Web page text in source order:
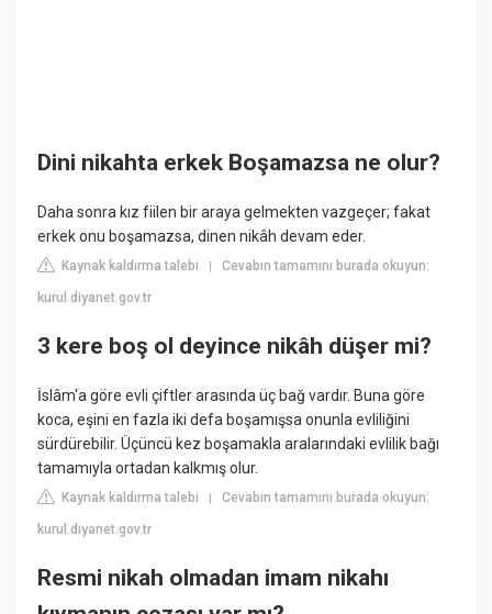
Dini nikahta erkek Boşamazsa ne olur?
Daha sonra kız fiilen bir araya gelmekten vazgeçer; fakat
erkek onu boşamazsa, dinen nikâh devam eder.
Kaynak kaldırma talebi |Cevabın tamamını burada okuyun:
kurul.diyanet.gov.tr
3 kere boş ol deyince nikâh düşer mi?
İslâm'a göre evli çiftler arasında üç bağ vardır. Buna göre
koca, eşini en fazla iki defa boşamışsa onunla evliliğini
sürdürebilir. Üçüncü kez boşamakla aralarındaki evlilik bağı
tamamıyla ortadan kalkmış olur.
Kaynak kaldırma talebi |Cevabın tamamını burada okuyun:
kurul.diyanet.gov.tr
Resmi nikah olmadan imam nikahı